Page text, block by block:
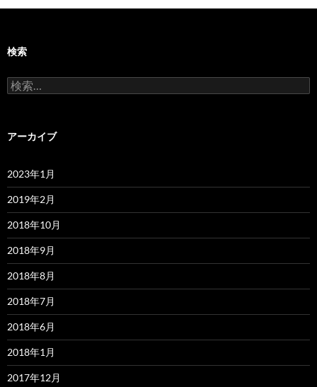
検索
検
索:
アーカイブ
2023年1月
2019年2月
2018年10月
2018年9月
2018年8月
2018年7月
2018年6月
2018年1月
2017年12月